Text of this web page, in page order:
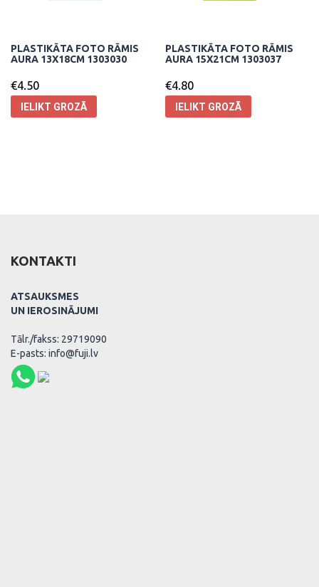
PLASTIKĀTA FOTO RĀMIS
AURA 13X18CM 1303030
€4.50
IELIKT GROZĀ
PLASTIKĀTA FOTO RĀMIS
AURA 15X21CM 1303037
€4.80
IELIKT GROZĀ
KONTAKTI
ATSAUKSMES
UN IEROSINĀJUMI
Tālr./fakss: 29719090
E-pasts: info@fuji.lv